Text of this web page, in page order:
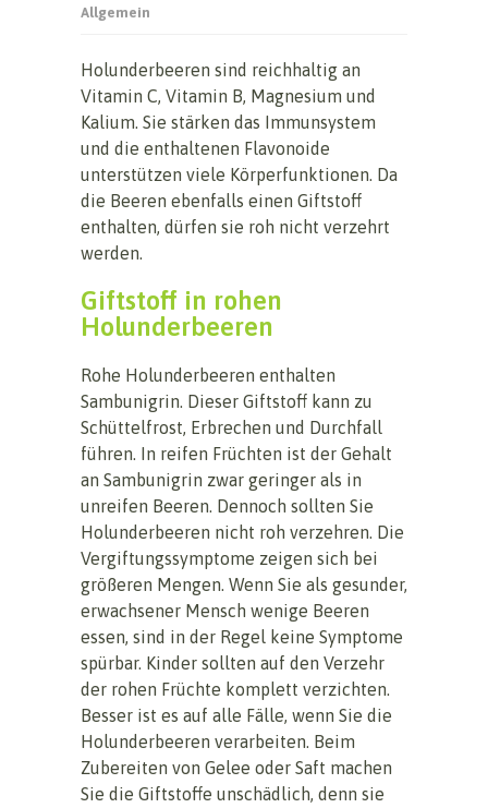
Allgemein
Holunderbeeren sind reichhaltig an
Vitamin C, Vitamin B, Magnesium und
Kalium. Sie stärken das Immunsystem
und die enthaltenen Flavonoide
unterstützen viele Körperfunktionen. Da
die Beeren ebenfalls einen Giftstoff
enthalten, dürfen sie roh nicht verzehrt
werden.
Giftstoff in rohen
Holunderbeeren
Rohe Holunderbeeren enthalten
Sambunigrin. Dieser Giftstoff kann zu
Schüttelfrost, Erbrechen und Durchfall
führen. In reifen Früchten ist der Gehalt
an Sambunigrin zwar geringer als in
unreifen Beeren. Dennoch sollten Sie
Holunderbeeren nicht roh verzehren. Die
Vergiftungssymptome zeigen sich bei
größeren Mengen. Wenn Sie als gesunder,
erwachsener Mensch wenige Beeren
essen, sind in der Regel keine Symptome
spürbar. Kinder sollten auf den Verzehr
der rohen Früchte komplett verzichten.
Besser ist es auf alle Fälle, wenn Sie die
Holunderbeeren verarbeiten. Beim
Zubereiten von Gelee oder Saft machen
Sie die Giftstoffe unschädlich, denn sie